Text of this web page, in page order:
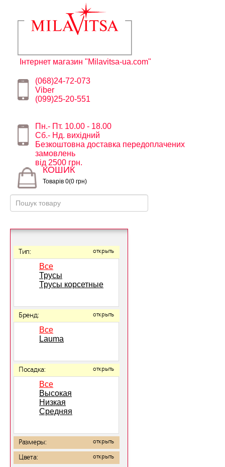
Інтернет магазин "Milavitsa-ua.com"
(068)24-72-073
Viber
(099)25-20-551
Пн.- Пт. 10.00 - 18.00
Сб.- Нд. вихідний
Безкоштовна доставка передоплачених
замовлень
від 2500 грн.
КОШИК
Товарів 0(0 грн)
Тип: открыть
Все
Трусы
Трусы корсетные
Бренд: открыть
Все
Lauma
Посадка: открыть
Все
Высокая
Низкая
Средняя
Размеры: открыть
Цвета: открыть